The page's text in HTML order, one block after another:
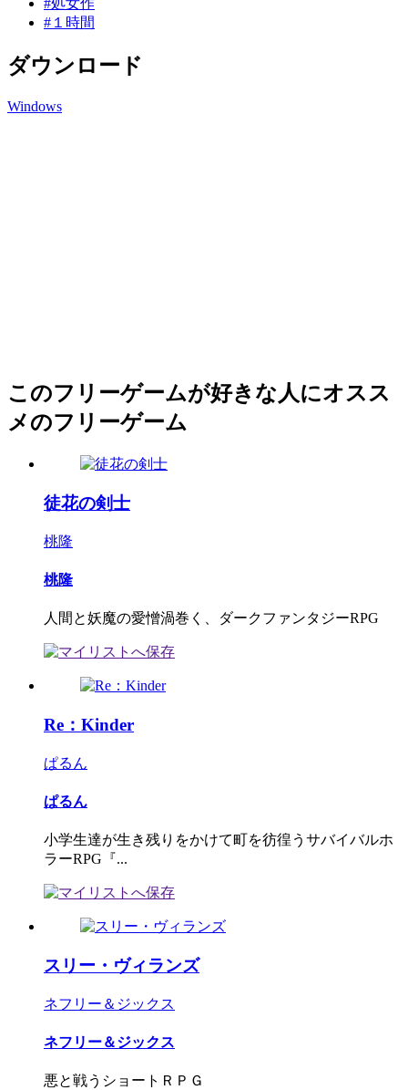
#１時間
ダウンロード
Windows
このフリーゲームが好きな人にオスス
メのフリーゲーム
徒花の剣士
桃隆
桃隆
人間と妖魔の愛憎渦巻く、ダークファンタジーRPG
Re：Kinder
ぱるん
ぱるん
小学生達が生き残りをかけて町を彷徨うサバイバルホ
ラーRPG『...
スリー・ヴィランズ
ネフリー＆ジックス
ネフリー＆ジックス
悪と戦うショートＲＰＧ